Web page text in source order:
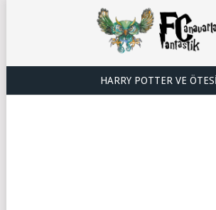
HARRY POTTER VE ÖTESI